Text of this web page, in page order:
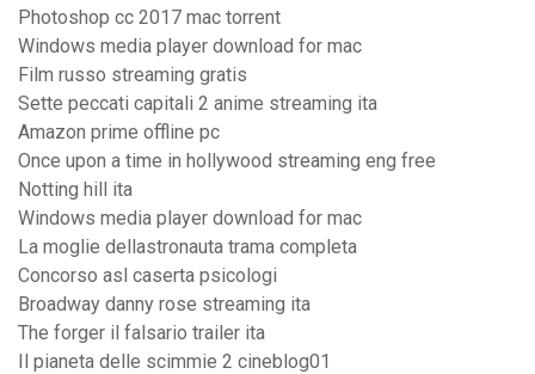
Photoshop cc 2017 mac torrent
Windows media player download for mac
Film russo streaming gratis
Sette peccati capitali 2 anime streaming ita
Amazon prime offline pc
Once upon a time in hollywood streaming eng free
Notting hill ita
Windows media player download for mac
La moglie dellastronauta trama completa
Concorso asl caserta psicologi
Broadway danny rose streaming ita
The forger il falsario trailer ita
Il pianeta delle scimmie 2 cineblog01